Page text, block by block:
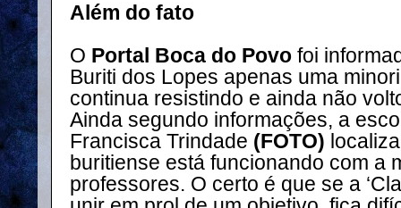
Além do fato
O Portal Boca do Povo foi
Buriti dos Lopes apenas uma
continua resistindo e ainda não
Ainda segundo informações, a
Francisca Trindade (FOTO)
buritiense está funcionando com a
professores. O certo é que se a